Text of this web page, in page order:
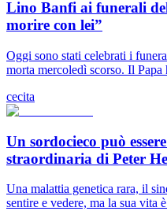
Lino Banfi ai funerali
morire con lei”
Oggi sono stati celebrati i
morta mercoledì scorso. Il Papa
cecita
Un sordocieco può
straordinaria di Peter
Una malattia genetica rara, il
sentire e vedere, ma la sua vita